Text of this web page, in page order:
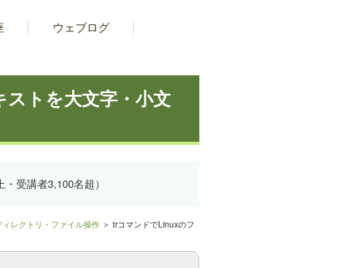
ウェブログ
トを大文字・小文
受講者3,100名超）
ィレクトリ・ファイル操作 ＞ trコマンドでLinuxのフ